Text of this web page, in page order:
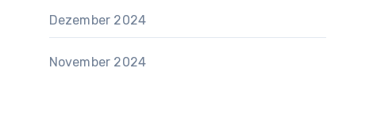
Dezember 2024
November 2024